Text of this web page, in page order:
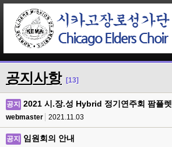
공지사항 [13]
공지 2021 시.장.성 Hybrid 정기연주회 팜플렛
webmaster 2021.11.03
공지 임원회의 안내